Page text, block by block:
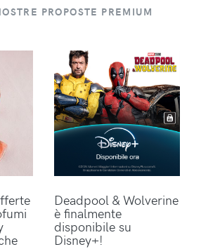
PROPOSTE PREMIUM
Deadpool & Wolverine
è finalmente
disponibile su
Disney+!